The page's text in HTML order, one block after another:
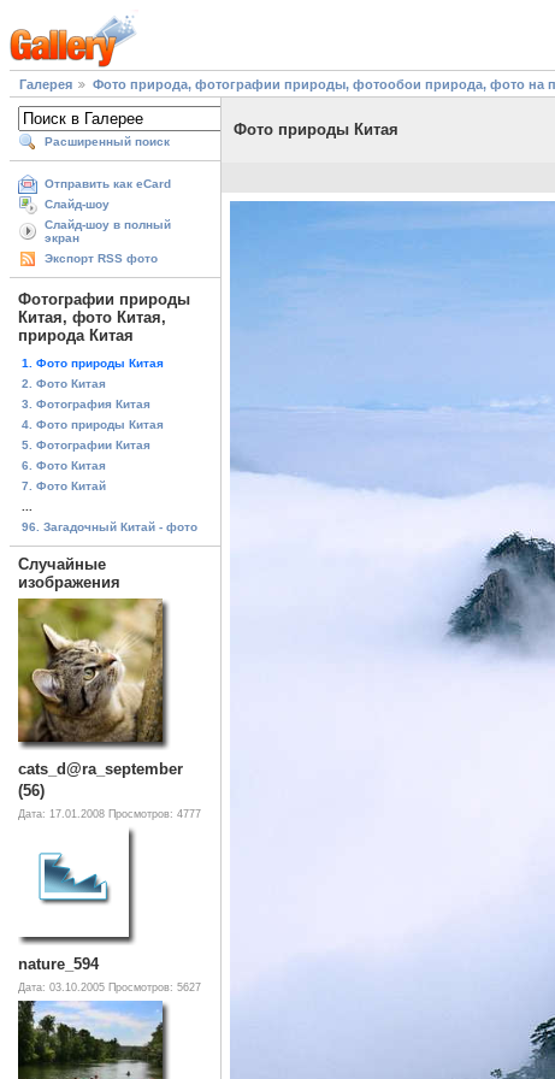
Галерея Фото природа, фотографии природы, фотообои природа, фото на
Расширенный поиск
Отправить как eCard
Слайд-шоу
Слайд-шоу в полный
экран
Экспорт RSS фото
Фотографии природы
Китая, фото Китая,
природа Китая
1. Фото природы Китая
2. Фото Китая
3. Фотография Китая
4. Фото природы Китая
5. Фотографии Китая
6. Фото Китая
7. Фото Китай
96. Загадочный Китай - фото
Случайные
изображения
cats_d@ra_september
(56)
Дата: 17.01.2008 Просмотров: 4777
nature_594
Дата: 03.10.2005 Просмотров: 5627
Фото природы Китая